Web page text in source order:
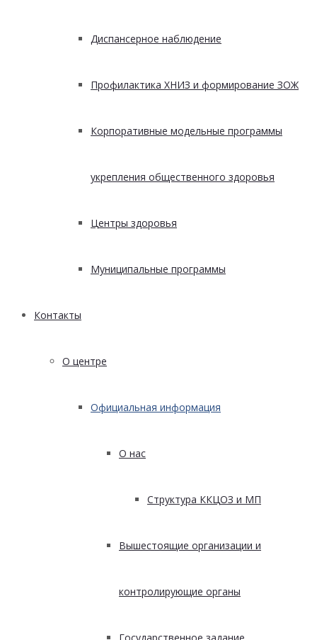
Диспансерное наблюдение
Профилактика ХНИЗ и формирование ЗОЖ
Корпоративные модельные программы
укрепления общественного здоровья
Центры здоровья
Муниципальные программы
Контакты
О центре
Официальная информация
О нас
Структура ККЦОЗ и МП
Вышестоящие организации и
контролирующие органы